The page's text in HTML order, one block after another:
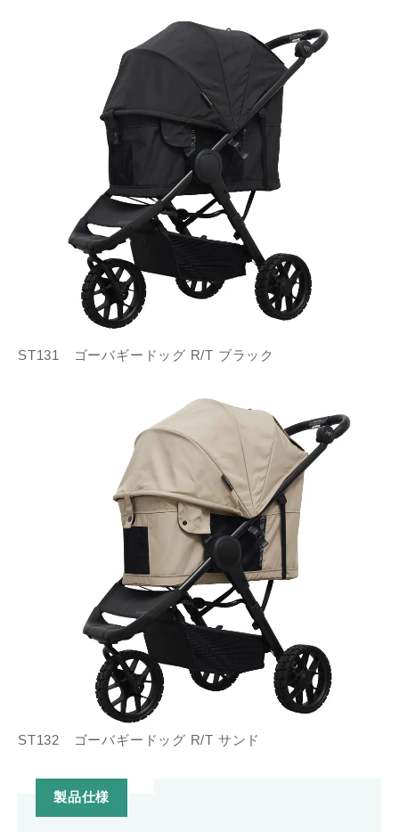
ST131 ゴーバギードッグ R/T ブラック
ST132 ゴーバギードッグ R/T サンド
製品仕様